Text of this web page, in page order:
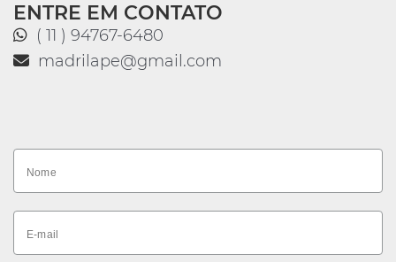
ENTRE EM CONTATO
( 11 ) 94767-6480
madrilape@gmail.com
Nome
E-mail